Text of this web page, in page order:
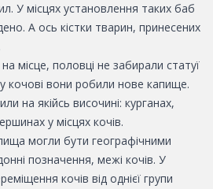
У місцях установлення таких баб
А ось кістки тварин, принесених
місце, половці не забирали статуї
кочові вони робили нове капище.
на якійсь височині: курганах,
у місцях кочів.
могли бути географічними
позначення, межі кочів. У
кочів від однієї групи